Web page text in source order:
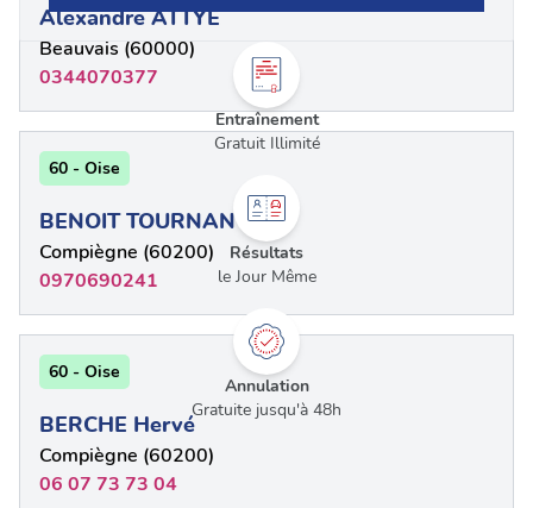
Entraînement
Gratuit Illimité
Résultats
le Jour Même
Annulation
Gratuite jusqu'à 48h
Alexandre ATTYE
Beauvais (60000)
0344070377
60 - Oise
BENOIT TOURNANT
Compiègne (60200)
0970690241
60 - Oise
BERCHE Hervé
Compiègne (60200)
06 07 73 73 04